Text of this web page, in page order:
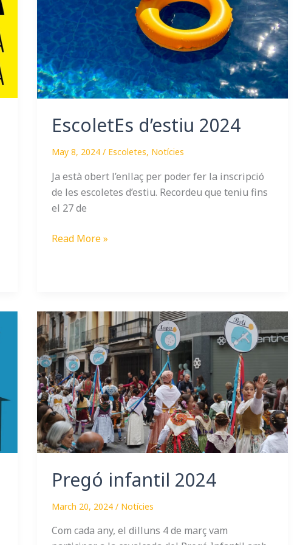
EscoletEs d’estiu 2024
May 8, 2024 / Escoletes, Notícies
Ja està obert l’enllaç per poder fer la inscripció
de les escoletes d’estiu. Recordeu que teniu fins
el 27 de
Read More »
Pregó infantil 2024
March 20, 2024 / Notícies
Com cada any, el dilluns 4 de març vam
Pregó
infantil
2024